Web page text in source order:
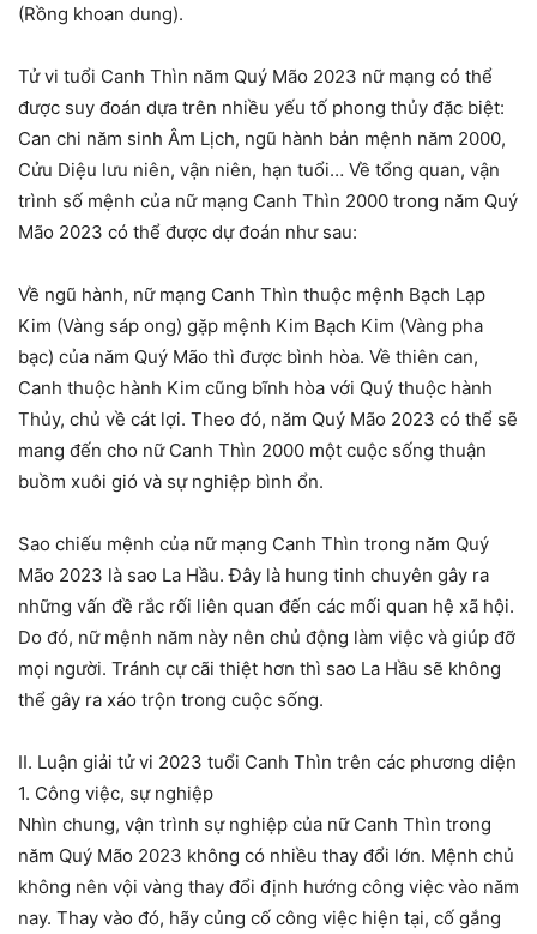
(Rồng khoan dung).
Tử vi tuổi Canh Thìn năm Quý Mão 2023 nữ mạng có thể
được suy đoán dựa trên nhiều yếu tố phong thủy đặc biệt:
Can chi năm sinh Âm Lịch, ngũ hành bản mệnh năm 2000,
Cửu Diệu lưu niên, vận niên, hạn tuổi… Về tổng quan, vận
trình số mệnh của nữ mạng Canh Thìn 2000 trong năm Quý
Mão 2023 có thể được dự đoán như sau:
Về ngũ hành, nữ mạng Canh Thìn thuộc mệnh Bạch Lạp
Kim (Vàng sáp ong) gặp mệnh Kim Bạch Kim (Vàng pha
bạc) của năm Quý Mão thì được bình hòa. Về thiên can,
Canh thuộc hành Kim cũng bĩnh hòa với Quý thuộc hành
Thủy, chủ về cát lợi. Theo đó, năm Quý Mão 2023 có thể sẽ
mang đến cho nữ Canh Thìn 2000 một cuộc sống thuận
buồm xuôi gió và sự nghiệp bình ổn.
Sao chiếu mệnh của nữ mạng Canh Thìn trong năm Quý
Mão 2023 là sao La Hầu. Đây là hung tinh chuyên gây ra
những vấn đề rắc rối liên quan đến các mối quan hệ xã hội.
Do đó, nữ mệnh năm này nên chủ động làm việc và giúp đỡ
mọi người. Tránh cự cãi thiệt hơn thì sao La Hầu sẽ không
thể gây ra xáo trộn trong cuộc sống.
II. Luận giải tử vi 2023 tuổi Canh Thìn trên các phương diện
1. Công việc, sự nghiệp
Nhìn chung, vận trình sự nghiệp của nữ Canh Thìn trong
năm Quý Mão 2023 không có nhiều thay đổi lớn. Mệnh chủ
không nên vội vàng thay đổi định hướng công việc vào năm
nay. Thay vào đó, hãy củng cố công việc hiện tại, cố gắng